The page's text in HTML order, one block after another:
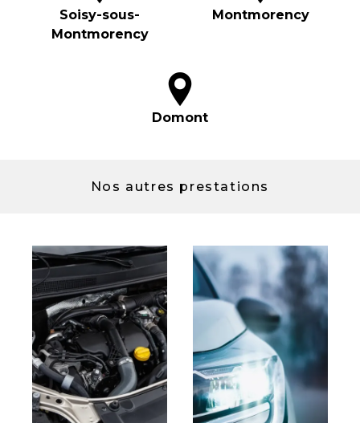
Soisy-sous-
Montmorency
Montmorency
Domont
Nos autres prestations